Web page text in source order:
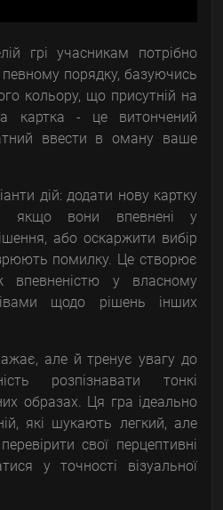
грі учасникам потрібно
порядку, базуючись
кольору, що присутній на
картка - це витончений
ввести в оману ваше
дій: додати нову картку
якщо вони впевнені у
або оскаржити вибір
помилку. Це створює
впевненістю у власному
щодо рішень інших
але й тренує увагу до
розпізнавати тонкі
образах. Ця гра ідеально
які шукають легкий, але
свої перцептивні
у точності візуальної